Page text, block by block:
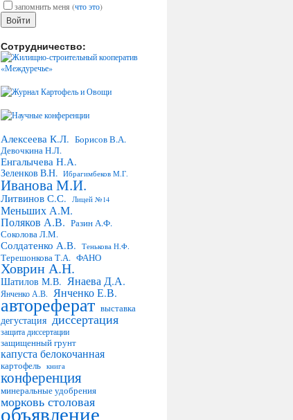
запомнить меня (что это)
Сотрудничество:
Алексеева К.Л. Борисов В.А.
Девочкина Н.Л.
Енгалычева Н.А.
Зеленков В.Н. Ибрагимбеков М.Г.
Иванова М.И.
Литвинов С.С. Лицей №14
Меньших А.М.
Поляков А.В. Разин А.Ф.
Соколова Л.М.
Солдатенко А.В. Тенькова Н.Ф.
Терешонкова Т.А. ФАНО
Ховрин А.Н.
Шатилов М.В. Янаева Д.А.
Янченко А.В. Янченко Е.В.
автореферат выставка
дегустация диссертация
защита диссертации
защищенный грунт
капуста белокочанная
картофель книга
конференция
минеральные удобрения
морковь столовая
объявление